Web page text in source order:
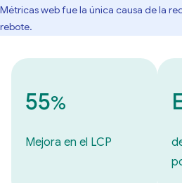
Métricas web fue la única causa de la
rebote.
55%
Mejora en el LCP